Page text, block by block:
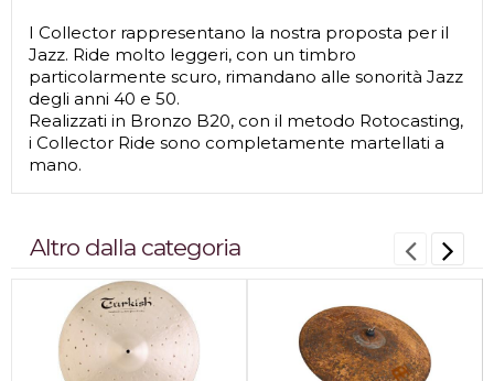
I Collector rappresentano la nostra proposta per il
Jazz. Ride molto leggeri, con un timbro
particolarmente scuro, rimandano alle sonorità Jazz
degli anni 40 e 50.
Realizzati in Bronzo B20, con il metodo Rotocasting,
i Collector Ride sono completamente martellati a
mano.
Altro dalla categoria